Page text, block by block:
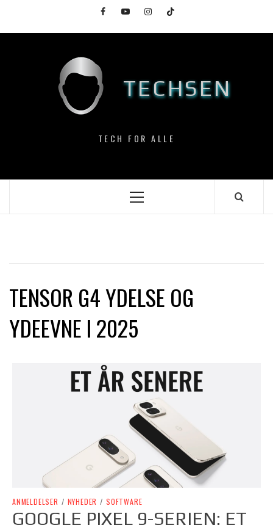
content
FacebookYouTubeInstagramTikTok
TECHSEN
TECH FOR ALLE
Primary
TENSOR G4 YDELSE OG
YDEEVNE I 2025
ANMELDELSER / NYHEDER / SOFTWARE
GOOGLE PIXEL 9-SERIEN: ET